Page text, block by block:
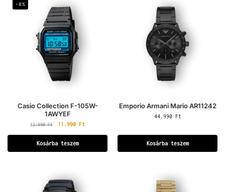
-8%
Casio Collection F-105W-
1AWYEF
12.990Ft 11.990 Ft
Kosárba teszem
Emporio Armani Mario AR11242
44.990 Ft
Kosárba teszem